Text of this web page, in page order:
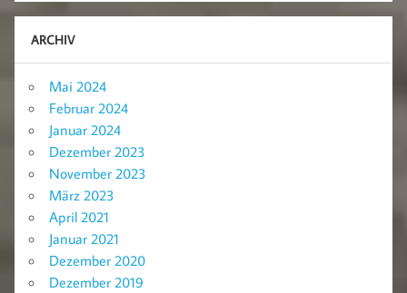
ARCHIV
Mai 2024
Februar 2024
Januar 2024
Dezember 2023
November 2023
März 2023
April 2021
Januar 2021
Dezember 2020
Dezember 2019